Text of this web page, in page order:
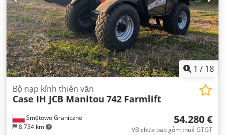
1 / 18
Smętowo Graniczne
8.734 km
Bộ nạp kính thiên văn
Case IH JCB Manitou 742 Farmlift
54.280 €
VB chưa bao gồm thuế GTGT